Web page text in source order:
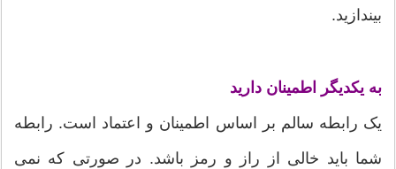
بیندازید.
به یکدیگر اطمینان دارید
یک رابطه سالم بر اساس اطمینان و اعتماد است. رابطه
شما باید خالی از راز و رمز باشد. در صورتی که نمی